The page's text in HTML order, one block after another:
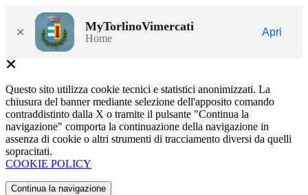
× MyTorlinoVimercati
Home
Apri
Questo sito utilizza cookie tecnici e statistici anonimizzati. La
chiusura del banner mediante selezione dell'apposito comando
contraddistinto dalla X o tramite il pulsante "Continua la
navigazione" comporta la continuazione della navigazione in
assenza di cookie o altri strumenti di tracciamento diversi da quelli
sopracitati.
COOKIE POLICY
Continua la navigazione